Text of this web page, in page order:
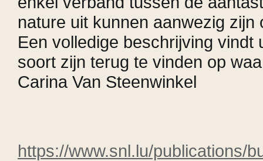
nature uit kunnen aanwezig
Een volledige beschrijving
soort zijn terug te vinden op
Carina Van Steenwinkel
https://www.snl.lu/publications/